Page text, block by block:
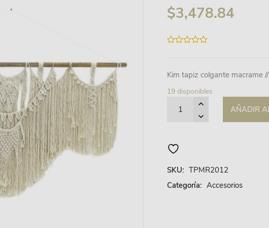
$3,478.84
5
Kim tapiz colgante macrame
19 disponibles
AÑADIR
SKU: TPMR2012
Categoría: Accesorios